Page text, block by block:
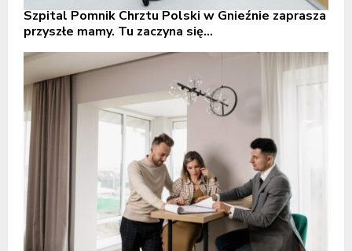
Szpital Pomnik Chrztu Polski w Gnieźnie zaprasza
przyszłe mamy. Tu zaczyna się...